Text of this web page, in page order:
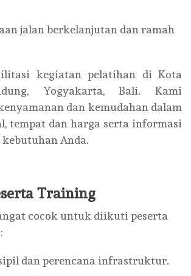
jalan berkelanjutan dan ramah
kegiatan pelatihan di Kota
Yogyakarta, Bali. Kami
dan kemudahan dalam
tempat dan harga serta informasi
Anda.
Training
cocok untuk diikuti peserta
dan perencana infrastruktur.